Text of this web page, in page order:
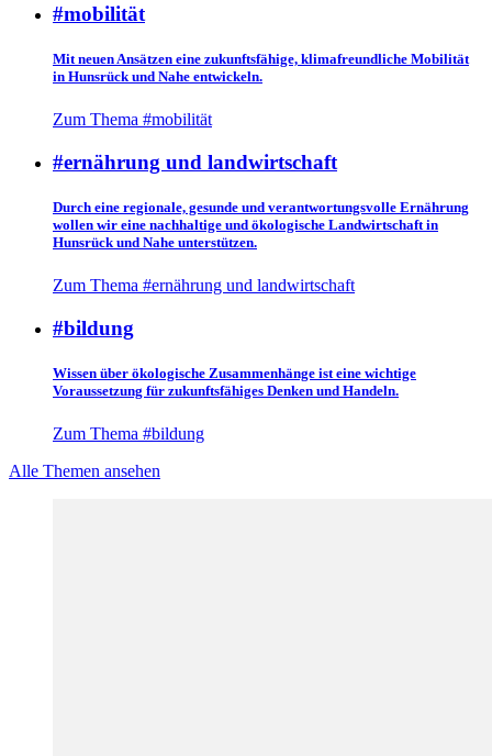
#mobilität
Mit neuen Ansätzen eine zukunftsfähige, klimafreundliche Mobilität
in Hunsrück und Nahe entwickeln.
Zum Thema #mobilität
#ernährung und landwirtschaft
Durch eine regionale, gesunde und verantwortungsvolle Ernährung
wollen wir eine nachhaltige und ökologische Landwirtschaft in
Hunsrück und Nahe unterstützen.
Zum Thema #ernährung und landwirtschaft
#bildung
Wissen über ökologische Zusammenhänge ist eine wichtige
Voraussetzung für zukunftsfähiges Denken und Handeln.
Zum Thema #bildung
Alle Themen ansehen